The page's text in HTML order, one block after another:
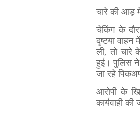
चारे की आड़
चेकिंग के
दृष्टया
ली, तो
हुई। पुलिस ने
जा रहे
​आरोपी के
कार्यवाही की